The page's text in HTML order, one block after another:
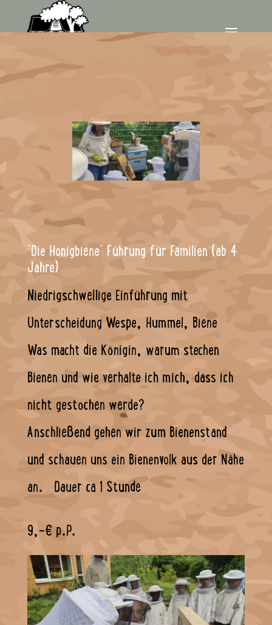
"Die Honigbiene" Führung für Familien (ab 4
Jahre)
Niedrigschwellige Einführung mit
Unterscheidung Wespe, Hummel, Biene
Was macht die Königin, warum stechen
Bienen und wie verhalte ich mich, dass ich
nicht gestochen werde?
Anschließend gehen wir zum Bienenstand
und schauen uns ein Bienenvolk aus der Nähe
an. Dauer ca 1 Stunde
9,-€ p.P.